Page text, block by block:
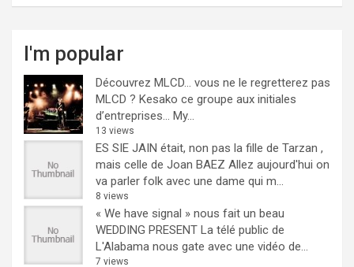
I'm popular
Découvrez MLCD… vous ne le regretterez pas
MLCD ? Kesako ce groupe aux initiales
d’entreprises… My...
13 views
ES SIE JAIN était, non pas la fille de Tarzan ,
mais celle de Joan BAEZ Allez aujourd'hui on
va parler folk avec une dame qui m...
8 views
« We have signal » nous fait un beau
WEDDING PRESENT La télé public de
L'Alabama nous gate avec une vidéo de...
7 views